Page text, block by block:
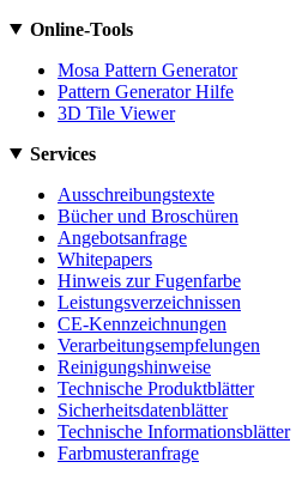
Online-Tools
Mosa Pattern Generator
Pattern Generator Hilfe
3D Tile Viewer
Services
Ausschreibungstexte
Bücher und Broschüren
Angebotsanfrage
Whitepapers
Hinweis zur Fugenfarbe
Leistungsverzeichnissen
CE-Kennzeichnungen
Verarbeitungsempfelungen
Reinigungshinweise
Technische Produktblätter
Sicherheitsdatenblätter
Technische Informationsblätter
Farbmusteranfrage